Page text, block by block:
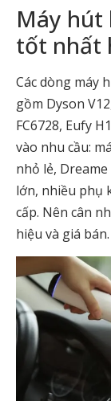
Máy hút
tốt nhất
Các dòng máy
gồm Dyson
FC6728, Eufy
vào nhu cầu:
nhỏ lẻ,
lớn, nhiều phụ
cấp. Nên cân
hiệu và giá bán.